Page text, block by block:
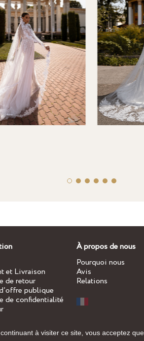
et Livraison
de retour
publique
de confidentialité
À propos de nous
Pourquoi nous
Avis
Relations
à visiter ce site, vous acceptez